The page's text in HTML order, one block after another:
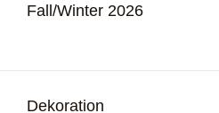
Fall/Winter 2026
Dekoration